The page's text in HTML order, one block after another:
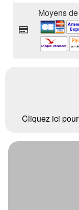
Moyens
Cliquez ici